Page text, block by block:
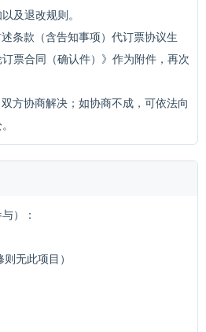
及退改规则。
条款（含告知事项）代订票协议生
票合同（确认件）》作为附件，再次
方协商解决；如协商不成，可依法向
）：
无此项目）